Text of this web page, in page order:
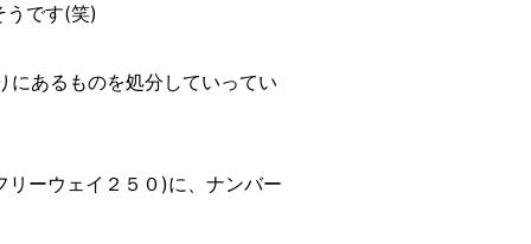
うです(笑)
にあるものを処分していってい
ーウェイ２５０)に、ナンバー